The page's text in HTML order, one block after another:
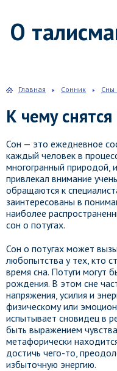
О
Главная Сонник Сны
К чему снятся
Сон — это ежедневное
каждый человек в
многогранный природой,
привлекал внимание
обращаются к
заинтересованы в
наиболее
сон о потугах.
Сон о потугах может
любопытства у тех, кто
время сна. Потуги могут
рождения. В этом сне
напряжения, усилия и
физическому или
испытывает сновидец в
быть выражением
метафорически
достичь чего-то,
избыточную энергию.